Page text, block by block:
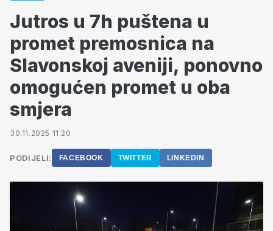
Jutros u 7h puštena u
promet premosnica na
Slavonskoj aveniji, ponovno
omogućen promet u oba
smjera
30.11.2025 11:20
PODIJELI: FACEBOOK TWITTER LINKEDIN